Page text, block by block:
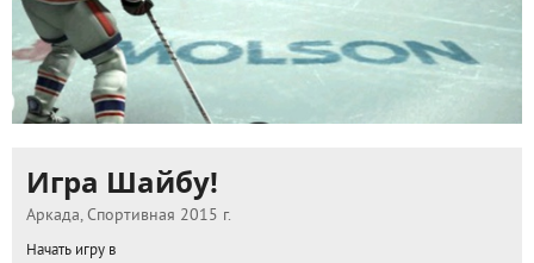
Игра Шайбу!
Аркада, Спортивная 2015 г.
Начать игру в